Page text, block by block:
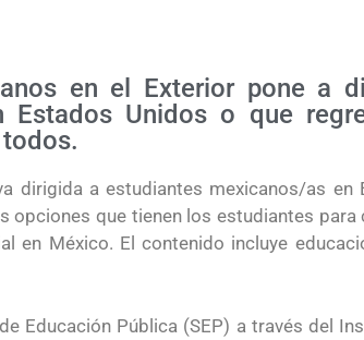
en el Exterior pone a
Estados Unidos o que
dirigida a estudiantes mexicanos/as
opciones que tienen los estudiantes
en México. El contenido incluye
Educación Pública (SEP) a través del